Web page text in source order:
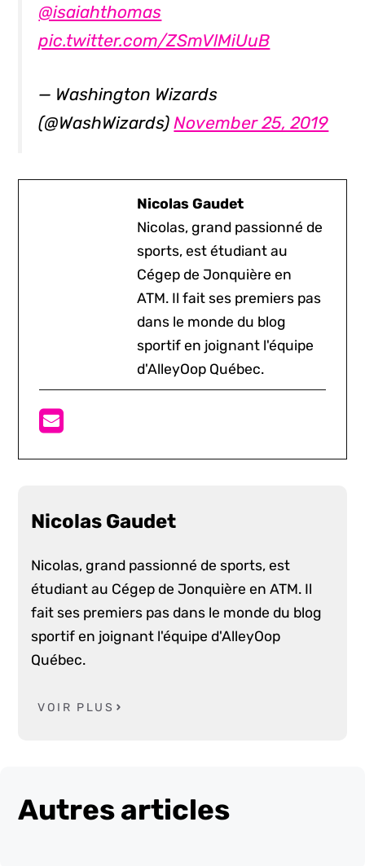
@isaiahthomas
pic.twitter.com/ZSmVlMiUuB
— Washington Wizards
(@WashWizards)November 25, 2019
Nicolas Gaudet
Nicolas, grand passionné de
sports, est étudiant au
Cégep de Jonquière en
ATM. Il fait ses premiers pas
dans le monde du blog
sportif en joignant l'équipe
d'AlleyOop Québec.
Nicolas Gaudet
Nicolas, grand passionné de sports, est
étudiant au Cégep de Jonquière en ATM. Il
fait ses premiers pas dans le monde du blog
sportif en joignant l'équipe d'AlleyOop
Québec.
VOIR PLUS
Autres articles